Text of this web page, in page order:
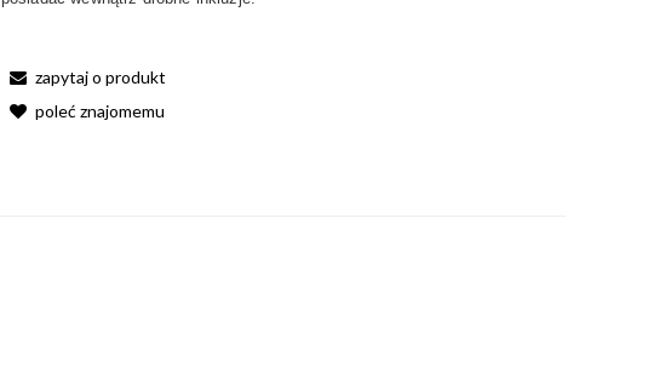
zapytaj o produkt
poleć znajomemu